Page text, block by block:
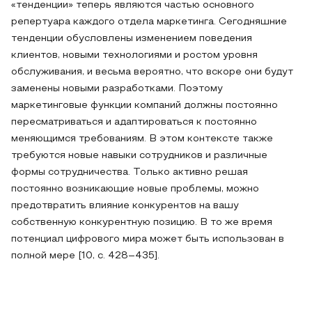
«тенденции» теперь являются частью основного
репертуара каждого отдела маркетинга. Сегодняшние
тенденции обусловлены изменением поведения
клиентов, новыми технологиями и ростом уровня
обслуживания, и весьма вероятно, что вскоре они будут
заменены новыми разработками. Поэтому
маркетинговые функции компаний должны постоянно
пересматриваться и адаптироваться к постоянно
меняющимся требованиям. В этом контексте также
требуются новые навыки сотрудников и различные
формы сотрудничества. Только активно решая
постоянно возникающие новые проблемы, можно
предотвратить влияние конкурентов на вашу
собственную конкурентную позицию. В то же время
потенциал цифрового мира может быть использован в
полной мере [10, c. 428–435].